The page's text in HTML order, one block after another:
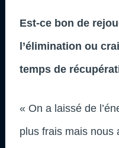
Est-ce bon de
l’élimination ou
temps de
« On a laissé de
plus frais mais nous